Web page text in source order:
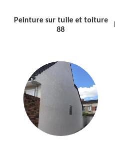
Peinture sur tuile et toiture
88